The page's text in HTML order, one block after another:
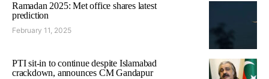
Ramadan 2025: Met office shares latest
prediction
February 11, 2025
PTI sit-in to continue despite Islamabad
crackdown, announces CM Gandapur